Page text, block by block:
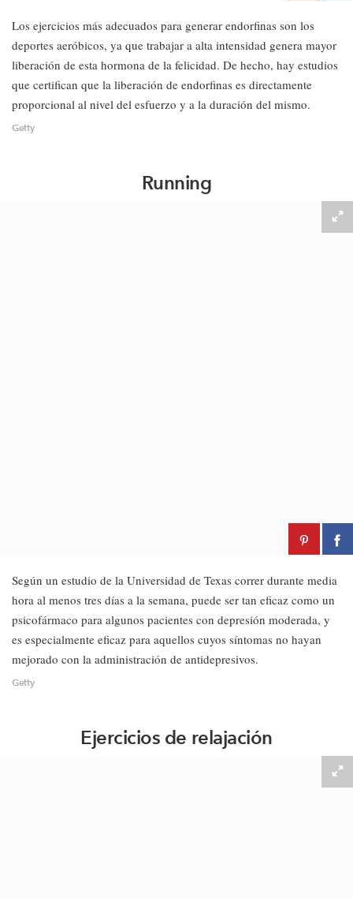
Los ejercicios más adecuados para generar endorfinas son los
deportes aeróbicos, ya que trabajar a alta intensidad genera mayor
liberación de esta hormona de la felicidad. De hecho, hay estudios
que certifican que la liberación de endorfinas es directamente
proporcional al nivel del esfuerzo y a la duración del mismo.
Getty
Running
Según un estudio de la Universidad de Texas correr durante media
hora al menos tres días a la semana, puede ser tan eficaz como un
psicofármaco para algunos pacientes con depresión moderada, y
es especialmente eficaz para aquellos cuyos síntomas no hayan
mejorado con la administración de antidepresivos.
Getty
Ejercicios de relajación